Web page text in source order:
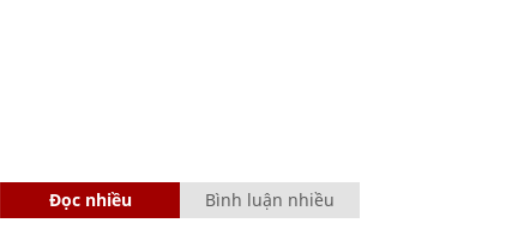
Đọc nhiều Bình luận nhiều